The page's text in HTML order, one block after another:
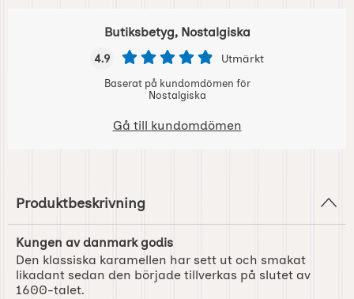
Butiksbetyg, Nostalgiska
4.9 Utmärkt
Baserat på kundomdömen för
Nostalgiska
Gå till kundomdömen
Produktbeskrivning
Kungen av danmark godis
Den klassiska karamellen har sett ut och smakat
likadant sedan den började tillverkas på slutet av
1600-talet.